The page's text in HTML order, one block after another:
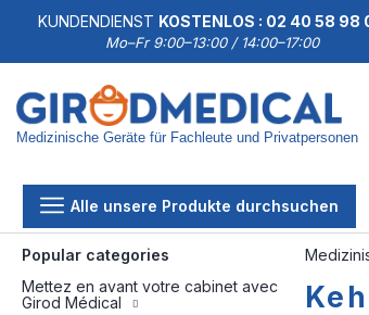
KUNDENDIENST KOSTENLOS : 02 40 58 98
Mo–Fr 9:00–13:00 / 14:00–17:00
Medizinische Geräte für Fachleute und Privatpersonen
Alle unsere Produkte durchsuchen
Popular categories
Mettez en avant votre cabinet avec
Girod Médical